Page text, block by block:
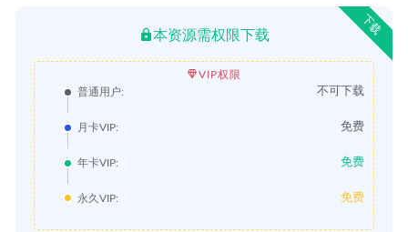
下载
本资源需权限下载
VIP权限
普通用户:
不可下载
月卡VIP: 免费
年卡VIP: 免费
永久VIP: 免费